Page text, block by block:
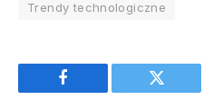
Trendy technologiczne
Facebook Twitter